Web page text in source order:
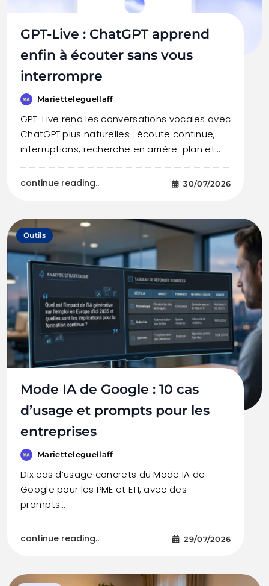
GPT-Live : ChatGPT apprend
enfin à écouter sans vous
interrompre
Marietteleguellaff
GPT-Live rend les conversations vocales avec
ChatGPT plus naturelles : écoute continue,
interruptions, recherche en arrière-plan et…
continue reading.. 30/07/2026
Outils
Mode IA de Google : 10 cas
d’usage et prompts pour les
entreprises
Marietteleguellaff
Dix cas d’usage concrets du Mode IA de
Google pour les PME et ETI, avec des
prompts…
continue reading.. 29/07/2026